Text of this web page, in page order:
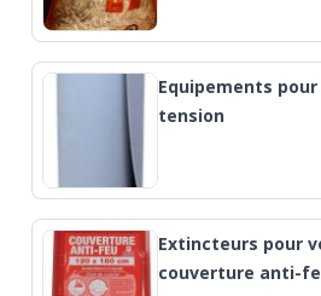
Equipements
tension
Extincteurs pour
couverture anti-